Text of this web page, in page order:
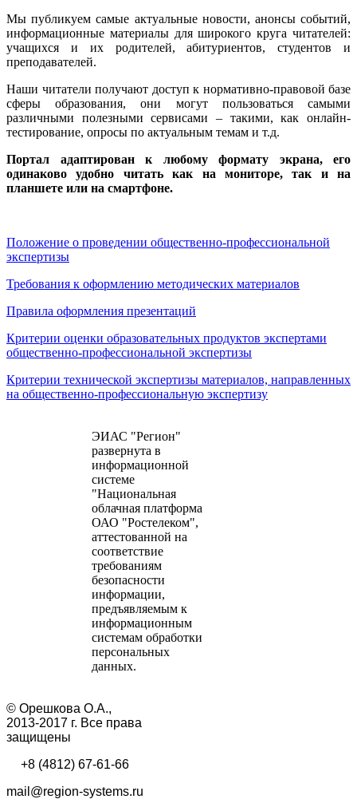
Мы публикуем самые актуальные новости, анонсы событий,
информационные материалы для широкого круга читателей:
учащихся и их родителей, абитуриентов, студентов и
преподавателей.
Наши читатели получают доступ к нормативно-правовой базе
сферы образования, они могут пользоваться самыми
различными полезными сервисами – такими, как онлайн-
тестирование, опросы по актуальным темам и т.д.
Портал адаптирован к любому формату экрана, его
одинаково удобно читать как на мониторе, так и на
планшете или на смартфоне.
Положение о проведении общественно-профессиональной
экспертизы
Требования к оформлению методических материалов
Правила оформления презентаций
Критерии оценки образовательных продуктов экспертами
общественно-профессиональной экспертизы
Критерии технической экспертизы материалов, направленных
на общественно-профессиональную экспертизу
ЭИАС "Регион"
развернута в
информационной
системе
"Национальная
облачная платформа
ОАО "Ростелеком",
аттестованной на
соответствие
требованиям
безопасности
информации,
предъявляемым к
информационным
системам обработки
персональных
данных.
© Орешкова О.А.,
2013-2017 г. Все права
защищены
+8 (4812) 67-61-66
mail@region-systems.ru